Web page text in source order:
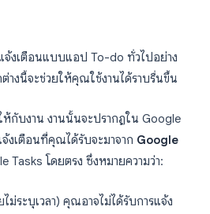
จ้งเตือนแบบแอป To-do ทั่วไปอย่าง
างนี้จะช่วยให้คุณใช้งานได้ราบรื่นขึ้น
ห้กับงาน งานนั้นจะปรากฏใน Google
งเตือนที่คุณได้รับจะมาจาก Google
Tasks โดยตรง ซึ่งหมายความว่า:
ระบุเวลา) คุณอาจไม่ได้รับการแจ้ง